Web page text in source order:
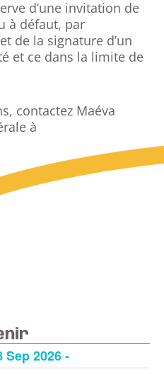
d’une invitation de
à défaut, par
de la signature d’un
et ce dans la limite de
contactez Maéva
à
Sep 2026 -